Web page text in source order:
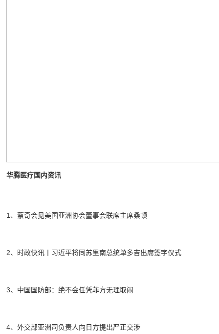
华腾医疗国内资讯
1、蔡奇会见美国亚洲协会董事会联席主席桑顿
2、时政快讯丨习近平将同苏里南总统单多吉出席签字仪式
3、中国国防部：绝不会任凭菲方无理取闹
4、外交部亚洲司负责人向日方提出严正交涉